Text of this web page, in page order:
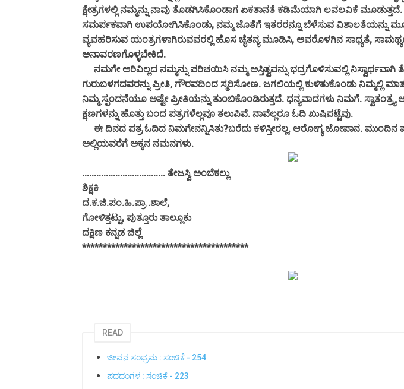
ಕ್ಷೇತ್ರಗಳಲ್ಲಿ ನಮ್ಮನ್ನು ನಾವು ತೊಡಗಿಸಿಕೊಂಡಾಗ ಏಕತಾನತೆ ಕಡಿಮೆಯಾಗಿ ಲವಲವಿಕೆ
ಸಮರ್ಪಕವಾಗಿ ಉಪಯೋಗಿಸಿಕೊಂಡು, ನಮ್ಮ ಜೊತೆಗೆ ಇತರರನ್ನೂ ಬೆಳೆಸುವ ವಿಶಾಲತೆಯನ್ನು
ವ್ಯವಹರಿಸುವ ಯಂತ್ರಗಳಾಗಿರುವವರಲ್ಲಿ ಹೊಸ ಚೈತನ್ಯ ಮೂಡಿಸಿ, ಅವರೊಳಗಿನ ಸಾಧ್ಯತೆ,
ಅನಾವರಣಗೊಳ್ಳಬೇಕಿದೆ.
ನಮಗೇ ಅರಿವಿಲ್ಲದ ನಮ್ಮನ್ನು ಪರಿಚಯಿಸಿ ನಮ್ಮ ಅಸ್ತಿತ್ವವನ್ನು ಭದ್ರಗೊಳಿಸುವಲ್ಲಿ
ಗುರುಬಳಗದವರನ್ನು ಪ್ರೀತಿ, ಗೌರವದಿಂದ ಸ್ಮರಿಸೋಣ. ಜಗಲಿಯಲ್ಲಿ ಕುಳಿತುಕೊಂಡು ನಿಮ್ಮಲ್ಲಿ
ನಿಮ್ಮ ಸ್ಪಂದನೆಯೂ ಅಷ್ಟೇ ಪ್ರೀತಿಯನ್ನು ತುಂಬಿಕೊಂಡಿರುತ್ತದೆ. ಧನ್ಯವಾದಗಳು ನಿಮಗೆ.
ಕ್ಷಣಗಳನ್ನು ಹೊತ್ತು ಬಂದ ಪತ್ರಗಳೆಲ್ಲವೂ ತಲುಪಿವೆ. ನಾವೆಲ್ಲರೂ ಓದಿ ಖುಷಿಪಟ್ಟೆವು.
ಈ ದಿನದ ಪತ್ರ ಓದಿದ ನಿಮಗೇನನ್ನಿಸಿತು?ಬರೆದು ಕಳಿಸ್ತೀರಲ್ಲ. ಆರೋಗ್ಯ ಜೋಪಾನ. ಮುಂದಿನ
ಅಲ್ಲಿಯವರೆಗೆ ಅಕ್ಕನ ನಮನಗಳು.
................................... ತೇಜಸ್ವಿ ಅಂಬೆಕಲ್ಲು
ಶಿಕ್ಷಕಿ
ದ.ಕ.ಜಿ.ಪಂ.ಹಿ.ಪ್ರಾ .ಶಾಲೆ,
ಗೋಳಿತ್ತಟ್ಟು, ಪುತ್ತೂರು ತಾಲ್ಲೂಕು
ದಕ್ಷಿಣ ಕನ್ನಡ ಜಿಲ್ಲೆ
****************************************
READ
ಜೀವನ ಸಂಭ್ರಮ : ಸಂಚಿಕೆ - 254
ಪದದಂಗಳ : ಸಂಚಿಕೆ - 223